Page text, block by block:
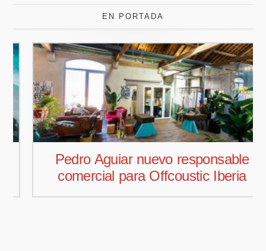
EN PORTADA
Pedro Aguiar nuevo responsable
comercial para Offcoustic Iberia